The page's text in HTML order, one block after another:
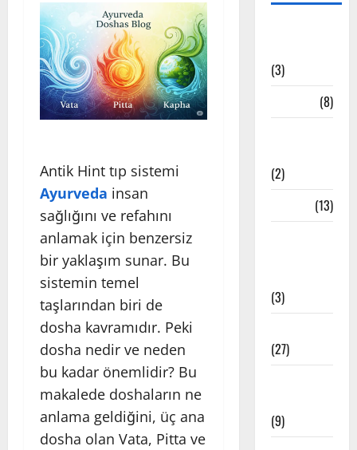
Antik Hint tıp sistemi
Ayurveda insan
sağlığını ve refahını
anlamak için benzersiz
bir yaklaşım sunar. Bu
sistemin temel
taşlarından biri de
dosha kavramıdır. Peki
dosha nedir ve neden
bu kadar önemlidir? Bu
makalede doshaların ne
anlama geldiğini, üç ana
dosha olan Vata, Pitta ve
(3)
(8)
(2)
(13)
(3)
(27)
(9)